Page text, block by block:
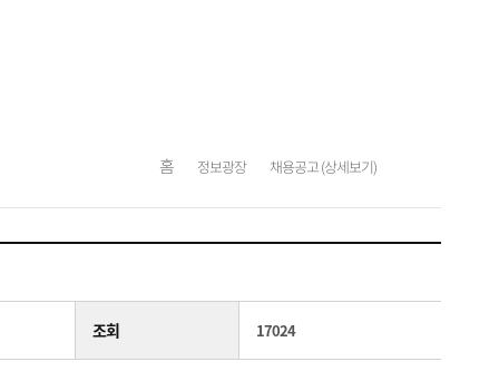
홈 정보광장 채용공고 (상세보기)
조회 17024